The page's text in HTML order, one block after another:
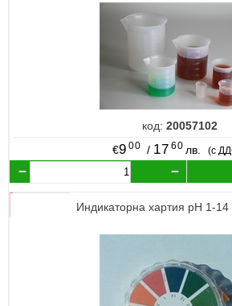
код: 20057102
€9 00 / 17 60 лв. (с
Индикаторна хартия pH 1-14